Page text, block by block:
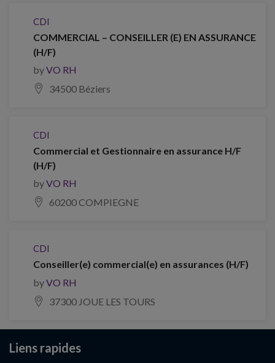
CDI
COMMERCIAL – CONSEILLER (E) EN ASSURANCE
(H/F)
byVO RH
34500 Béziers
CDI
Commercial et Gestionnaire en assurance H/F
(H/F)
byVO RH
60200 COMPIEGNE
CDI
Conseiller(e) commercial(e) en assurances (H/F)
byVO RH
37300 JOUE LES TOURS
Liens rapides